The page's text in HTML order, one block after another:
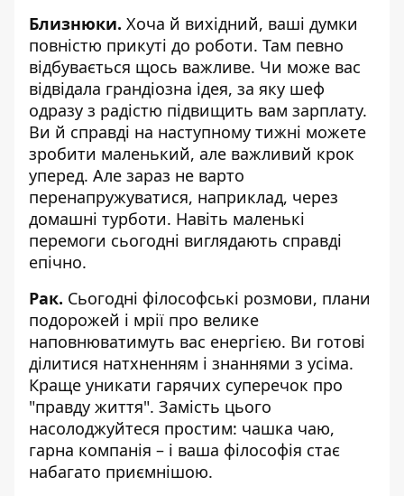
Близнюки. Хоча й вихідний, ваші думки
повністю прикуті до роботи. Там певно
відбувається щось важливе. Чи може вас
відвідала грандіозна ідея, за яку шеф
одразу з радістю підвищить вам зарплату.
Ви й справді на наступному тижні можете
зробити маленький, але важливий крок
уперед. Але зараз не варто
перенапружуватися, наприклад, через
домашні турботи. Навіть маленькі
перемоги сьогодні виглядають справді
епічно.
Рак. Сьогодні філософські розмови, плани
подорожей і мрії про велике
наповнюватимуть вас енергією. Ви готові
ділитися натхненням і знаннями з усіма.
Краще уникати гарячих суперечок про
"правду життя". Замість цього
насолоджуйтеся простим: чашка чаю,
гарна компанія – і ваша філософія стає
набагато приємнішою.